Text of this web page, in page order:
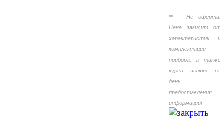
** - Не оферта.
Цена зависит от
характеристик и
комплектации
прибора, а также
курса валют на
день
предоставления
информации!